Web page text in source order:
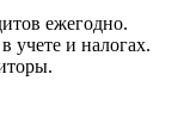
ежегодно.
учете и налогах.